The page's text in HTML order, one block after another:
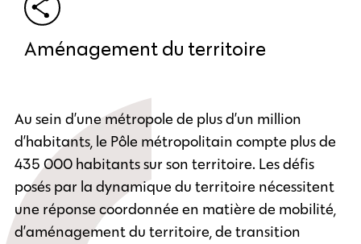
Aménagement du territoire
Au sein d’une métropole de plus d’un million
d’habitants, le Pôle métropolitain compte plus de
435 000 habitants sur son territoire. Les défis
posés par la dynamique du territoire nécessitent
une réponse coordonnée en matière de mobilité,
d’aménagement du territoire, de transition